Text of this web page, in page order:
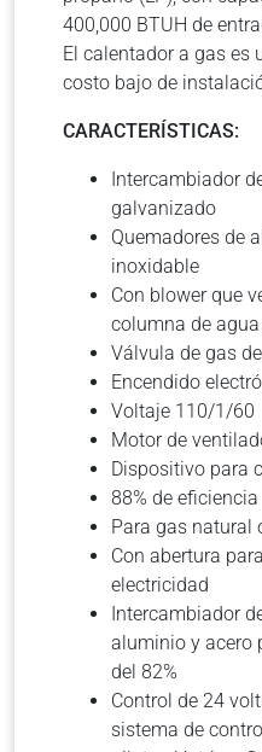
400,000 BTUH de
El calentador a gas es
costo bajo de
CARACTERÍSTICAS:
Intercambiador
galvanizado
Quemadores de
inoxidable
Con blower que
columna de
Válvula de gas
Encendido
Voltaje 110/1/60
Motor de
Dispositivo para
88% de eficiencia
Para gas natural
Con abertura
electricidad
Intercambiador
aluminio y acero
del 82%
Control de 24
sistema de